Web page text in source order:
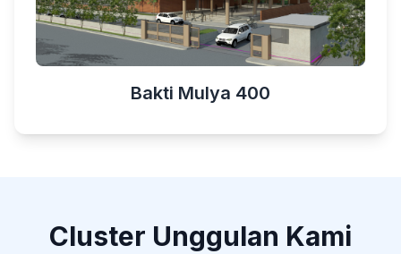
Bakti Mulya 400
Cluster Unggulan Kami